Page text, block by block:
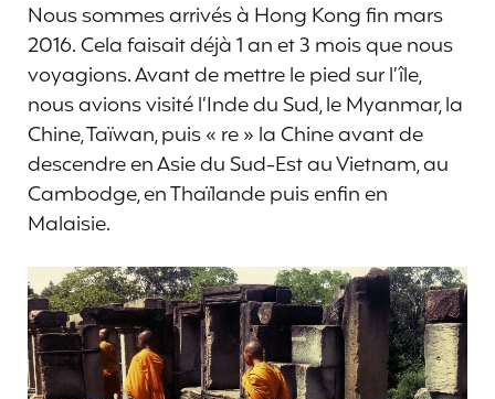
Nous sommes arrivés à Hong Kong fin mars
2016. Cela faisait déjà 1 an et 3 mois que nous
voyagions. Avant de mettre le pied sur l’île,
nous avions visité l’Inde du Sud, le Myanmar, la
Chine, Taïwan, puis « re » la Chine avant de
descendre en Asie du Sud-Est au Vietnam, au
Cambodge, en Thaïlande puis enfin en
Malaisie.